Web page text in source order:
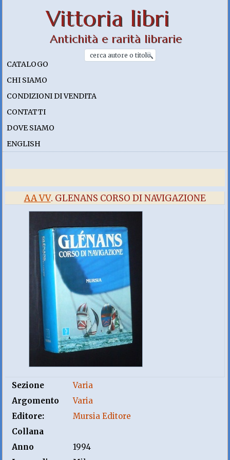
Vittoria libri
Antichità e rarità librarie
CATALOGO
CHI SIAMO
CONDIZIONI DI VENDITA
CONTATTI
DOVE SIAMO
ENGLISH
AA VV. GLENANS CORSO DI NAVIGAZIONE
Sezione
Varia
Argomento
Varia
Editore:
Mursia Editore
Collana
Anno
1994